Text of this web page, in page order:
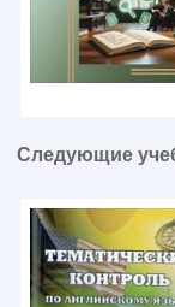
Следующие